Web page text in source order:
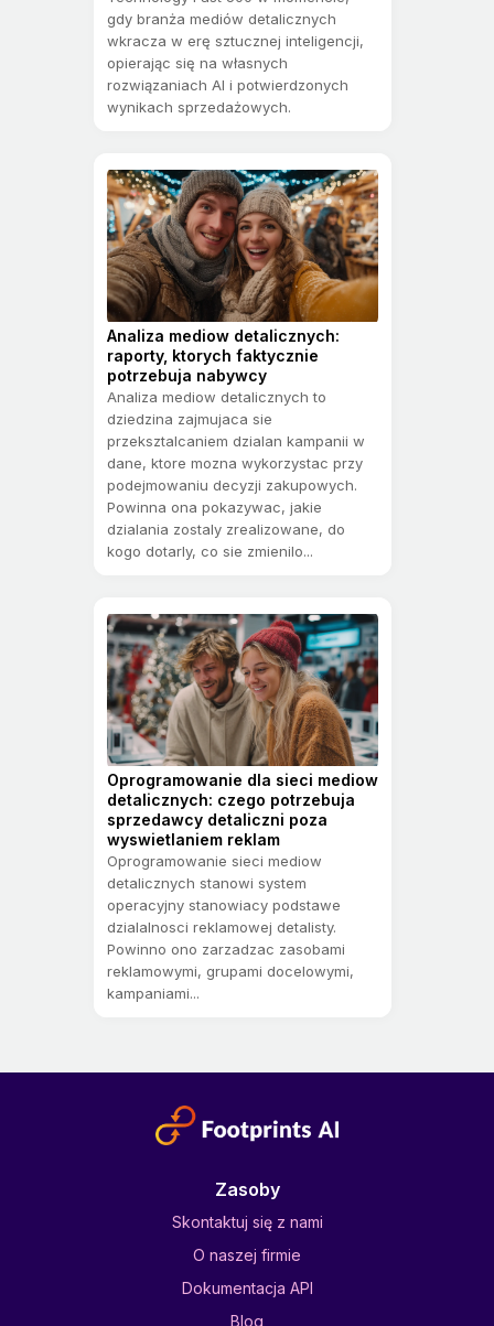
gdy branża mediów detalicznych
wkracza w erę sztucznej inteligencji,
opierając się na własnych
rozwiązaniach AI i potwierdzonych
wynikach sprzedażowych.
Analiza mediow detalicznych:
raporty, ktorych faktycznie
potrzebuja nabywcy
Analiza mediow detalicznych to
dziedzina zajmujaca sie
przeksztalcaniem dzialan kampanii w
dane, ktore mozna wykorzystac przy
podejmowaniu decyzji zakupowych.
Powinna ona pokazywac, jakie
dzialania zostaly zrealizowane, do
kogo dotarly, co sie zmienilo...
Oprogramowanie dla sieci mediow
detalicznych: czego potrzebuja
sprzedawcy detaliczni poza
wyswietlaniem reklam
Oprogramowanie sieci mediow
detalicznych stanowi system
operacyjny stanowiacy podstawe
dzialalnosci reklamowej detalisty.
Powinno ono zarzadzac zasobami
reklamowymi, grupami docelowymi,
kampaniami...
Zasoby
Skontaktuj się z nami
O naszej firmie
Dokumentacja API
Blog